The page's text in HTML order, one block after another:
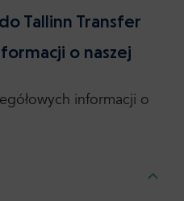
Tallinn Transfer
o naszej
informacji o